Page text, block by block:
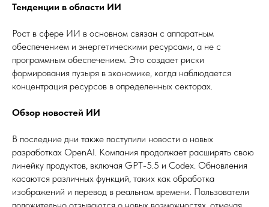
Тенденции в области ИИ
Рост в сфере ИИ в основном связан с аппаратным
обеспечением и энергетическими ресурсами, а не с
программным обеспечением. Это создает риски
формирования пузыря в экономике, когда наблюдается
концентрация ресурсов в определенных секторах.
Обзор новостей ИИ
В последние дни также поступили новости о новых
разработках OpenAI. Компания продолжает расширять свою
линейку продуктов, включая GPT-5.5 и Codex. Обновления
касаются различных функций, таких как обработка
изображений и перевод в реальном времени. Пользователи
положительно отзываются о новых возможностях, отмечая